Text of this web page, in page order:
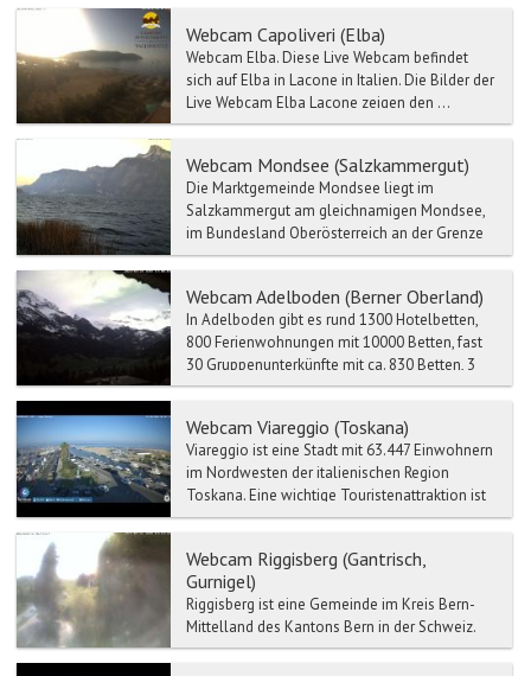
Webcam Capoliveri (Elba)
Webcam Elba. Diese Live Webcam befindet
sich auf Elba in Lacone in Italien. Die Bilder der
Live Webcam Elba Lacone zeigen den ...
Webcam Mondsee (Salzkammergut)
Die Marktgemeinde Mondsee liegt im
Salzkammergut am gleichnamigen Mondsee,
im Bundesland Oberösterreich an der Grenze
zum Land Salzburg und im Geri...
Webcam Adelboden (Berner Oberland)
In Adelboden gibt es rund 1300 Hotelbetten,
800 Ferienwohnungen mit 10000 Betten, fast
30 Gruppenunterkünfte mit ca. 830 Betten, 3
Campingplätze un...
Webcam Viareggio (Toskana)
Viareggio ist eine Stadt mit 63.447 Einwohnern
im Nordwesten der italienischen Region
Toskana. Eine wichtige Touristenattraktion ist
der Karneval, ...
Webcam Riggisberg (Gantrisch,
Gurnigel)
Riggisberg ist eine Gemeinde im Kreis Bern-
Mittelland des Kantons Bern in der Schweiz.
Riggisberg befindet sich auf 762 Meter ü. M., 15